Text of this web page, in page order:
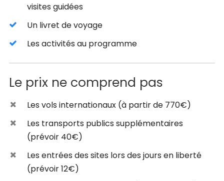
visites guidées
Un livret de voyage
Les activités au programme
Le prix ne comprend pas
Les vols internationaux (à partir de 770€)
Les transports publics supplémentaires
(prévoir 40€)
Les entrées des sites lors des jours en liberté
(prévoir 12€)